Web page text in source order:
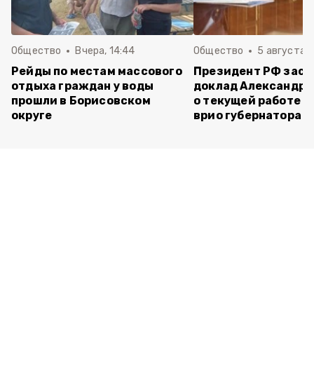
Общество Вчера, 14:44
Рейды по местам массового
отдыха граждан у воды
прошли в Борисовском
округе
Общество 5 августа ,
Президент РФ
доклад
о текущей работе
врио губернатора